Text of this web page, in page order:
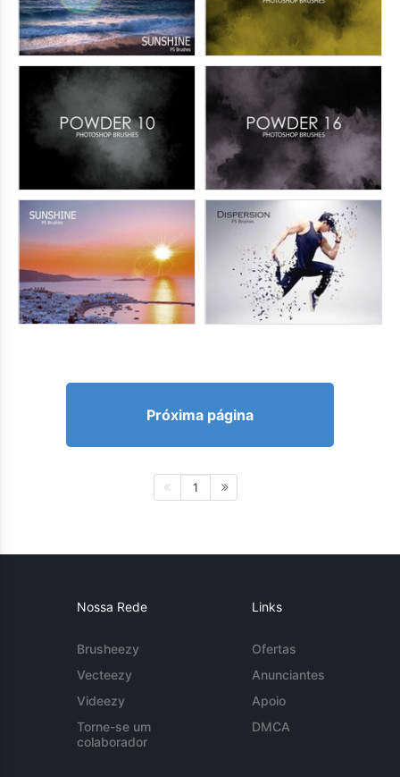
Próxima página
1
Nossa Rede
Brusheezy
Vecteezy
Videezy
Torne-se um
colaborador
Links
Ofertas
Anunciantes
Apoio
DMCA